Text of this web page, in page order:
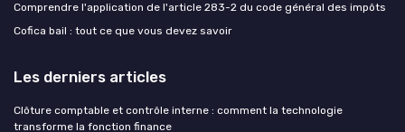
Comprendre l'application de l'article 283-2 du code général des impôts
Cofica bail : tout ce que vous devez savoir
Les derniers articles
Clôture comptable et contrôle interne : comment la technologie
transforme la fonction finance